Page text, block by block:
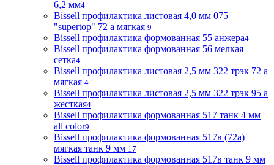
6,2 мм4
Bissell профилактика листовая 4,0 мм 075
"supertop" 72 а мягкая 9
Bissell профилактика формованная 55 анжера4
Bissell профилактика формованная 56 мелкая
сетка4
Bissell профилактика листовая 2,5 мм 322 трэк 72 а
мягкая 4
Bissell профилактика листовая 2,5 мм 322 трэк 95 а
жесткая4
Bissell профилактика формованная 517 танк 4 мм
all color9
Bissell профилактика формованная 517в (72a)
мягкая танк 9 мм 17
Bissell профилактика формованная 517в танк 9 мм